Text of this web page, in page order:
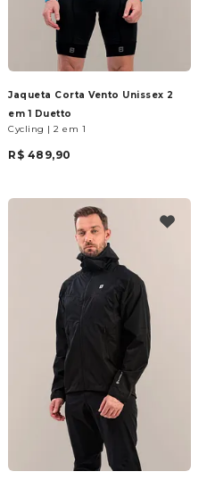
Jaqueta Corta Vento Unissex 2
em 1 Duetto
Cycling | 2 em 1
R$ 489,90